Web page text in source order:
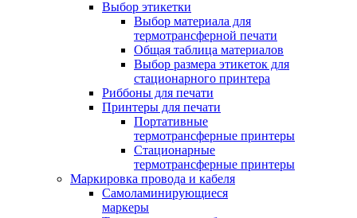
Выбор этикетки
Выбор материала для
термотрансферной печати
Общая таблица материалов
Выбор размера этикеток для
стационарного принтера
Риббоны для печати
Принтеры для печати
Портативные
термотрансферные принтеры
Стационарные
термотрансферные принтеры
Маркировка провода и кабеля
Самоламинирующиеся
маркеры